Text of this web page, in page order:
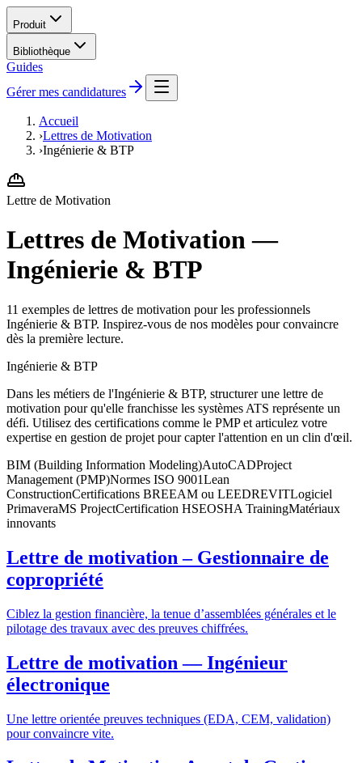
Produit
Bibliothèque
Guides
Gérer mes candidatures
Accueil
›Lettres de Motivation
›Ingénierie & BTP
Lettre de Motivation
Lettres de Motivation —
Ingénierie & BTP
11 exemples de lettres de motivation pour les professionnels
Ingénierie & BTP. Inspirez-vous de nos modèles pour convaincre
dès la première lecture.
Ingénierie & BTP
Dans les métiers de l'Ingénierie & BTP, structurer une lettre de
motivation pour qu'elle franchisse les systèmes ATS représente un
défi. Utilisez des certifications comme le PMP et articulez votre
expertise en gestion de projet pour capter l'attention en un clin d'œil.
BIM (Building Information Modeling)AutoCADProject
Management (PMP)Normes ISO 9001Lean
ConstructionCertifications BREEAM ou LEEDREVITLogiciel
PrimaveraMS ProjectCertification HSEOSHA TrainingMatériaux
innovants
Lettre de motivation – Gestionnaire de
copropriété
Ciblez la gestion financière, la tenue d’assemblées générales et le
pilotage des travaux avec des preuves chiffrées.
Lettre de motivation — Ingénieur
électronique
Une lettre orientée preuves techniques (EDA, CEM, validation)
pour convaincre vite.